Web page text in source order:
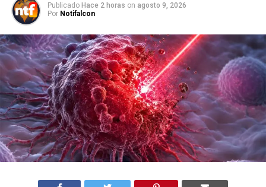
Publicado Hace 2 horas on agosto 9, 2026
Por Notifalcon